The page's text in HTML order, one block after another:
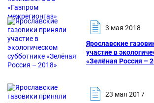
3 мая 2018
Ярославские
участие в
«Зелёная Россия –
23 мая 2017